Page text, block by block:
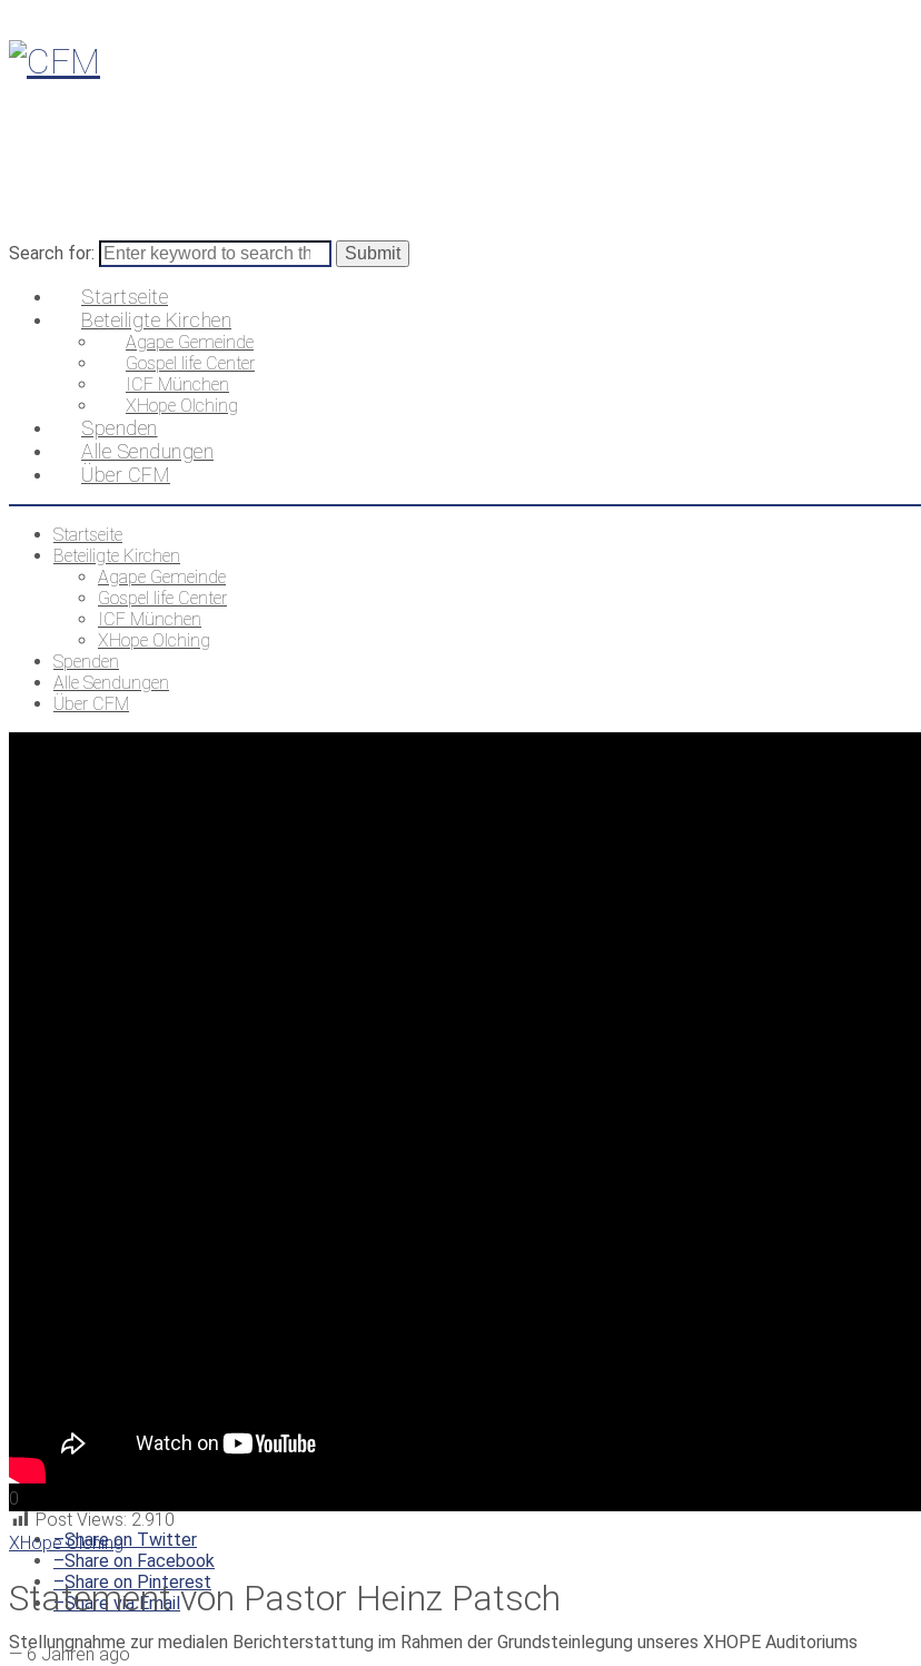
Search for:
Startseite
Beteiligte Kirchen
Agape Gemeinde
Gospel life Center
ICF München
XHope Olching
Spenden
Alle Sendungen
Über CFM
Startseite
Beteiligte Kirchen
Agape Gemeinde
Gospel life Center
ICF München
XHope Olching
Spenden
Alle Sendungen
Über CFM
0
Post Views: 2.910
XHope Olching
Statement von Pastor Heinz Patsch
— 6 Jahren ago
–Share on Twitter
–Share on Facebook
–Share on Pinterest
–Share via Email
Stellungnahme zur medialen Berichterstattung im Rahmen der Grundsteinlegung unseres XHOPE Auditoriums